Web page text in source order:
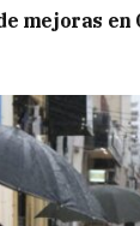
mejoras